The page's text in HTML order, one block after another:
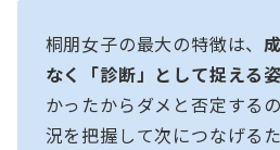
桐朋女子の最大の特徴は、
なく「診断」として捉える
かったからダメと否定する
況を把握して次につなげる